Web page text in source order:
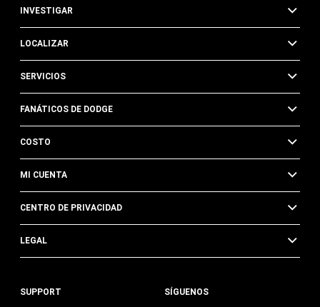
INVESTIGAR
LOCALIZAR
SERVICIOS
FANÁTICOS DE DODGE
COSTO
MI CUENTA
CENTRO DE PRIVACIDAD
LEGAL
SUPPORT SÍGUENOS